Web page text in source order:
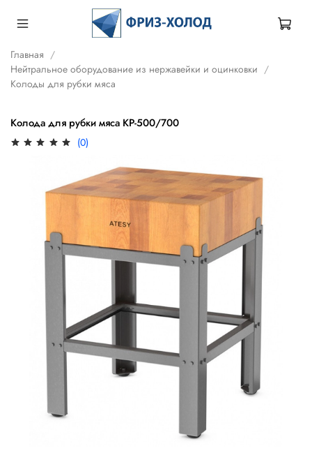
Главная
Нейтральное оборудование из нержавейки и оцинковки
Колоды для рубки мяса
Колода для рубки мяса КР-500/700
(0)